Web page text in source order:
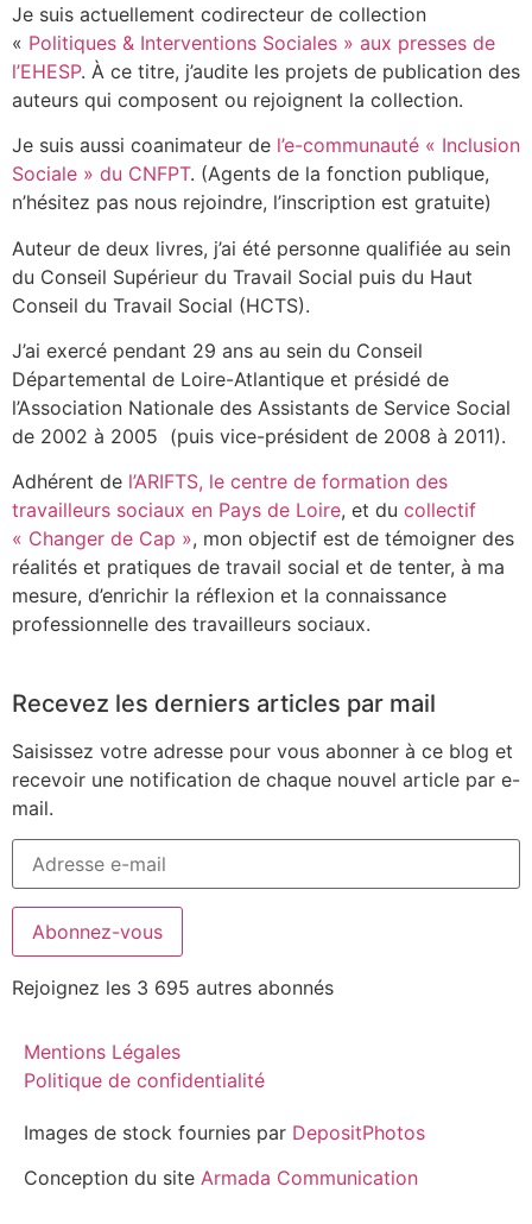
Je suis actuellement codirecteur de collection
« Politiques & Interventions Sociales » aux presses de
l’EHESP. À ce titre, j’audite les projets de publication des
auteurs qui composent ou rejoignent la collection.
Je suis aussi coanimateur de l’e-communauté « Inclusion
Sociale » du CNFPT. (Agents de la fonction publique,
n’hésitez pas nous rejoindre, l’inscription est gratuite)
Auteur de deux livres, j’ai été personne qualifiée au sein
du Conseil Supérieur du Travail Social puis du Haut
Conseil du Travail Social (HCTS).
J’ai exercé pendant 29 ans au sein du Conseil
Départemental de Loire-Atlantique et présidé de
l’Association Nationale des Assistants de Service Social
de 2002 à 2005 (puis vice-président de 2008 à 2011).
Adhérent de l’ARIFTS, le centre de formation des
travailleurs sociaux en Pays de Loire, et du collectif
« Changer de Cap », mon objectif est de témoigner des
réalités et pratiques de travail social et de tenter, à ma
mesure, d’enrichir la réflexion et la connaissance
professionnelle des travailleurs sociaux.
Recevez les derniers articles par mail
Saisissez votre adresse pour vous abonner à ce blog et
recevoir une notification de chaque nouvel article par e-
mail.
Abonnez-vous
Rejoignez les 3 695 autres abonnés
Mentions Légales
Politique de confidentialité
Images de stock fournies par DepositPhotos
Conception du site Armada Communication